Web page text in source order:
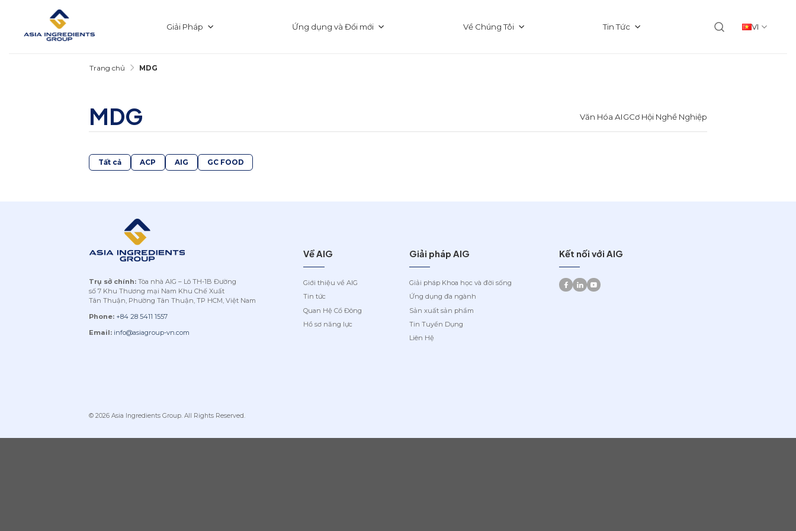
Giải Pháp Ứng dụng và Đổi mới Về Chúng Tôi Tin Tức VI
Trang chủ MDG
MDG Văn Hóa AIGCơ Hội Nghề Nghiệp
Tất cả ACP AIG GC FOOD
Trụ sở chính: Tòa nhà AIG – Lô TH-1B Đường
số 7 Khu Thương mại Nam Khu Chế Xuất
Tân Thuận, Phường Tân Thuận, TP HCM, Việt Nam
Phone: +84 28 5411 1557
Email: info@asiagroup-vn.com
Về AIG
Giới thiệu về AIG
Tin tức
Quan Hệ Cổ Đông
Hồ sơ năng lực
Giải pháp AIG
Giải pháp Khoa học và đời sống
Ứng dụng đa ngành
Sản xuất sản phẩm
Tin Tuyển Dụng
Liên Hệ
Kết nối với AIG
© 2026 Asia Ingredients Group. All Rights Reserved.